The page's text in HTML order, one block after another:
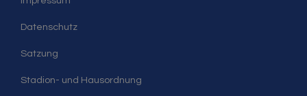
Datenschutz
Satzung
Stadion- und Hausordnung